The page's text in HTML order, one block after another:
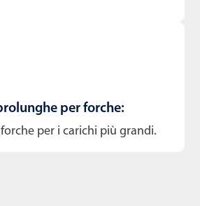
per forche:
per i carichi più grandi.